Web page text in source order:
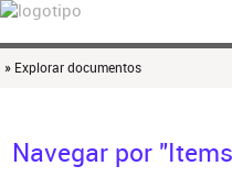
» Explorar documentos
Navegar por